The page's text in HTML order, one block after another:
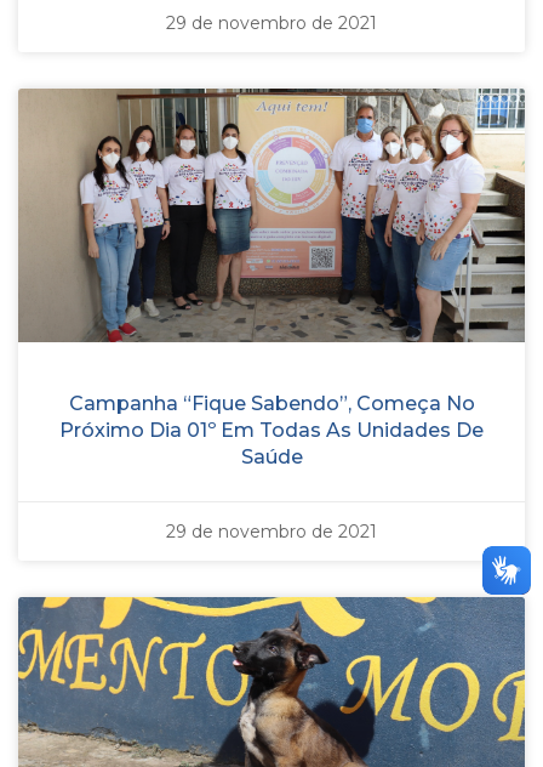
29 de novembro de 2021
Campanha “Fique Sabendo”, Começa No
Próximo Dia 01º Em Todas As Unidades De
Saúde
29 de novembro de 2021